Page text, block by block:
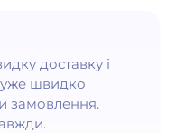
доставку і
швидко
замовлення.